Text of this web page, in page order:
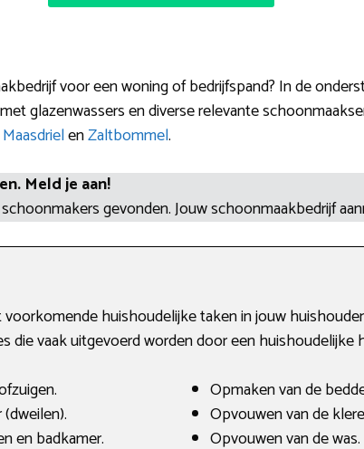
voor een woning of bedrijfspand? In de
glazenwassers en diverse relevante
MaasdrielenZaltbommel.
Meld je aan!
gevonden. Jouw schoonmaakbedrijf
huishoudelijke taken in jouw
die vaak uitgevoerd worden door een huishoudelijke
en badkamer.
Opmaken van de
Opvouwen van de
Opvouwen van de was.